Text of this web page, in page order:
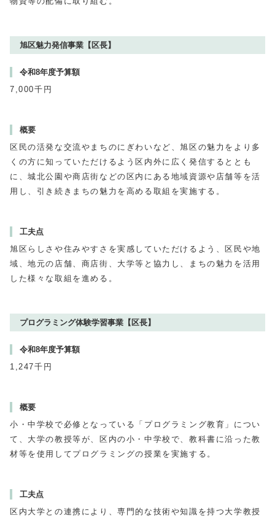
旭区魅力発信事業【区長】
令和8年度予算額
7,000千円
概要
区民の活発な交流やまちのにぎわいなど、旭区の魅力をより多
くの方に知っていただけるよう区内外に広く発信するととも
に、城北公園や商店街などの区内にある地域資源や店舗等を活
用し、引き続きまちの魅力を高める取組を実施する。
工夫点
旭区らしさや住みやすさを実感していただけるよう、区民や地
域、地元の店舗、商店街、大学等と協力し、まちの魅力を活用
した様々な取組を進める。
プログラミング体験学習事業【区長】
令和8年度予算額
1,247千円
概要
小・中学校で必修となっている「プログラミング教育」につい
て、大学の教授等が、区内の小・中学校で、教科書に沿った教
材等を使用してプログラミングの授業を実施する。
工夫点
区内大学との連携により、専門的な技術や知識を持つ大学教授